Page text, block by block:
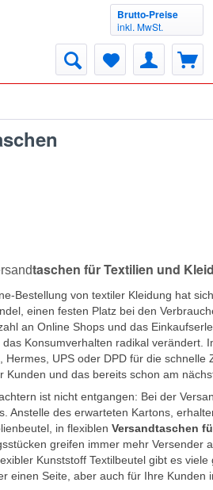
Brutto-Preise
inkl. MwSt.
taschen für Textilien und
Bestellung von textiler Kleidung hat
einen festen Platz bei den
an Online Shops und das
Konsumverhalten radikal verändert.
Hermes, UPS oder DPD für die
Kunden und das bereits schon am
ist nicht entgangen: Bei der
Anstelle des erwarteten Kartons,
in flexiblen Versandtaschen
greifen immer mehr Versender
Kunststoff Textilbeutel gibt es
einen Seite, aber auch für Ihre Kunden